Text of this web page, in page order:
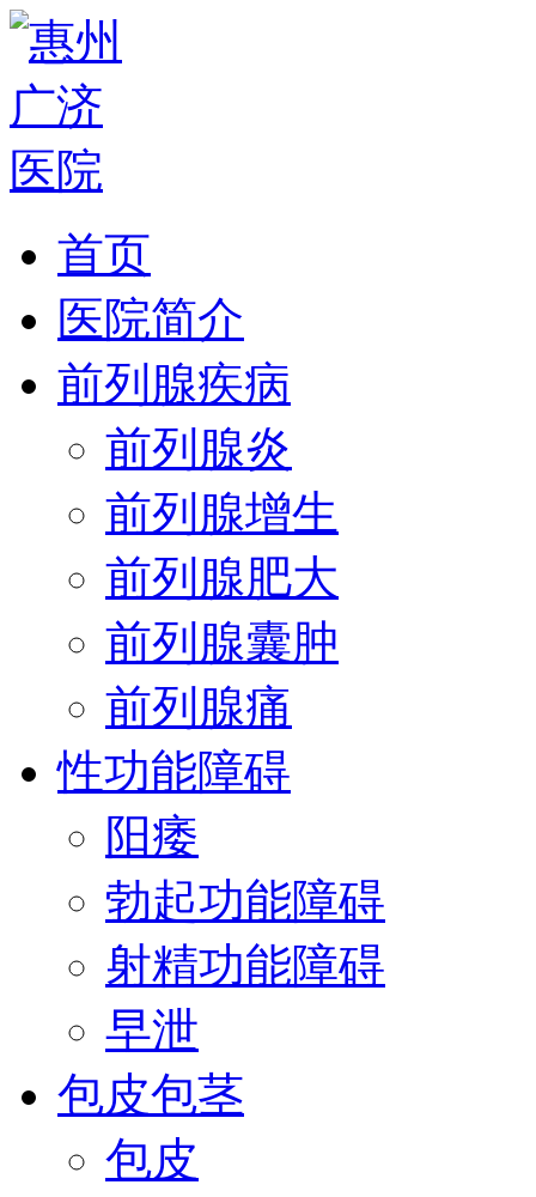
首页
医院简介
前列腺疾病
前列腺炎
前列腺增生
前列腺肥大
前列腺囊肿
前列腺痛
性功能障碍
阳痿
勃起功能障碍
射精功能障碍
早泄
包皮包茎
包皮